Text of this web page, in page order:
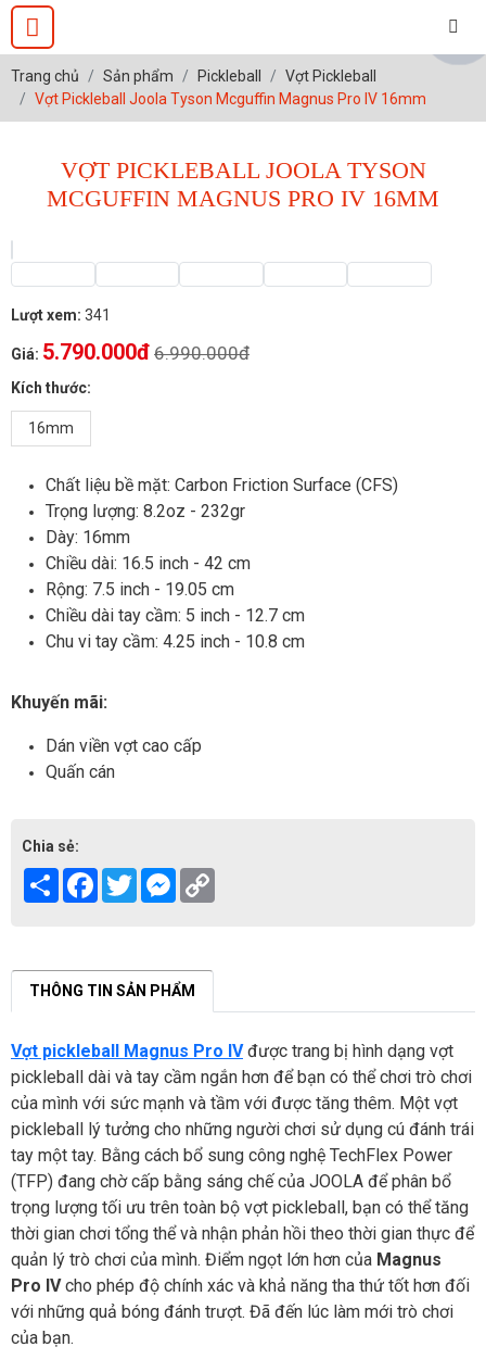
Trang chủ Sản phẩm Pickleball
Vợt Pickleball
Vợt Pickleball Joola Tyson Mcguffin Magnus Pro IV 16mm
VỢT PICKLEBALL JOOLA TYSON
MCGUFFIN MAGNUS PRO IV 16MM
Lượt xem: 341
Giá: 5.790.000đ 6.990.000đ
Kích thước:
16mm
Chất liệu bề mặt: Carbon Friction Surface (CFS)
Trọng lượng: 8.2oz - 232gr
Dày: 16mm
Chiều dài: 16.5 inch - 42 cm
Rộng: 7.5 inch - 19.05 cm
Chiều dài tay cầm: 5 inch - 12.7 cm
Chu vi tay cầm: 4.25 inch - 10.8 cm
Khuyến mãi:
Dán viền vợt cao cấp
Quấn cán
Chia sẻ:
Share Facebook
TwitterMessenger
THÔNG TIN SẢN PHẨM
Vợt pickleball Magnus Pro IVđược trang bị hình dạng vợt
pickleball dài và tay cầm ngắn hơn để bạn có thể chơi trò chơi
của mình với sức mạnh và tầm với được tăng thêm. Một vợt
pickleball lý tưởng cho những người chơi sử dụng cú đánh trái
tay một tay. Bằng cách bổ sung công nghệ TechFlex Power
(TFP) đang chờ cấp bằng sáng chế của JOOLA để phân bổ
trọng lượng tối ưu trên toàn bộ vợt pickleball, bạn có thể tăng
thời gian chơi tổng thể và nhận phản hồi theo thời gian thực để
quản lý trò chơi của mình. Điểm ngọt lớn hơn của Magnus
Pro IVcho phép độ chính xác và khả năng tha thứ tốt hơn đối
với những quả bóng đánh trượt. Đã đến lúc làm mới trò chơi
của bạn.